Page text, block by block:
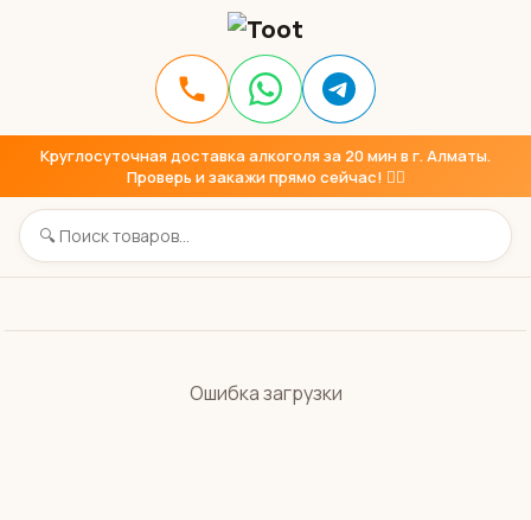
Круглосуточная доставка алкоголя за 20 мин в г. Алматы.
Проверь и закажи прямо сейчас! 👇🏼
Ошибка загрузки